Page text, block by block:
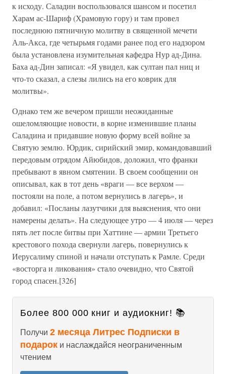
к исходу. Саладин воспользовался шансом и посетил
Харам ас-Шариф (Храмовую гору) и там провел
последнюю пятничную молитву в священной мечети
Аль-Акса, где четырьмя годами ранее под его надзором
была установлена изумительная кафедра Нур ад-Дина.
Баха ад-Дин записал: «Я увидел, как султан пал ниц и
что-то сказал, а слезы лились на его коврик для
молитвы».
Однако тем же вечером пришли неожиданные
ошеломляющие новости, в корне изменившие планы
Саладина и придавшие новую форму всей войне за
Святую землю. Юрдик, сирийский эмир, командовавший
передовым отрядом Айюбидов, доложил, что франки
пребывают в явном смятении. В своем сообщении он
описывал, как в тот день «враги — все верхом —
постояли на поле, а потом вернулись в лагерь», и
добавил: «Посланы лазутчики для выяснения, что они
намерены делать». На следующее утро — 4 июля — через
пять лет после битвы при Хаттине — армии Третьего
крестового похода свернули лагерь, повернулись к
Иерусалиму спиной и начали отступать к Рамле. Среди
«восторга и ликования» стало очевидно, что Святой
город спасен.[326]
Более 800 000 книг и аудиокниг! 📚
Получи 2 месяца Литрес Подписки в
подарок и наслаждайся неограниченным
чтением